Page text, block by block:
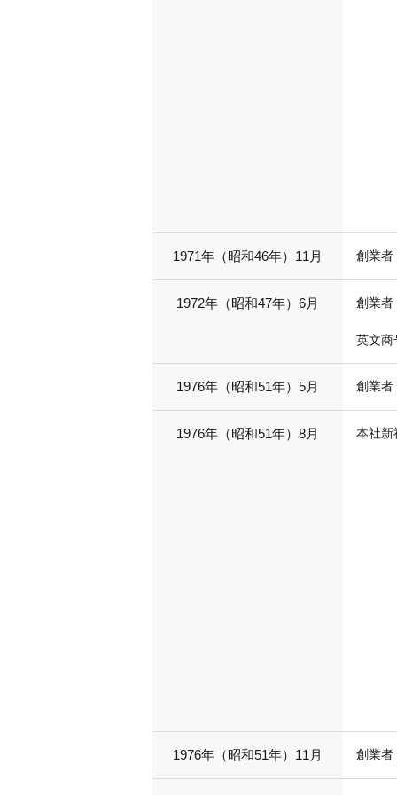
1971年（昭和46年）11月 創業者
1972年（昭和47年）6月 創業者
英文商
1976年（昭和51年）5月 創業者
1976年（昭和51年）8月 本社新
1976年（昭和51年）11月 創業者